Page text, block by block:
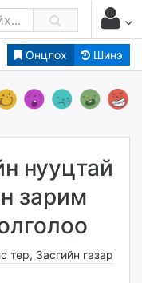
Онцлох Шинэ
нууцтай
зарим
төр, Засгийн газар